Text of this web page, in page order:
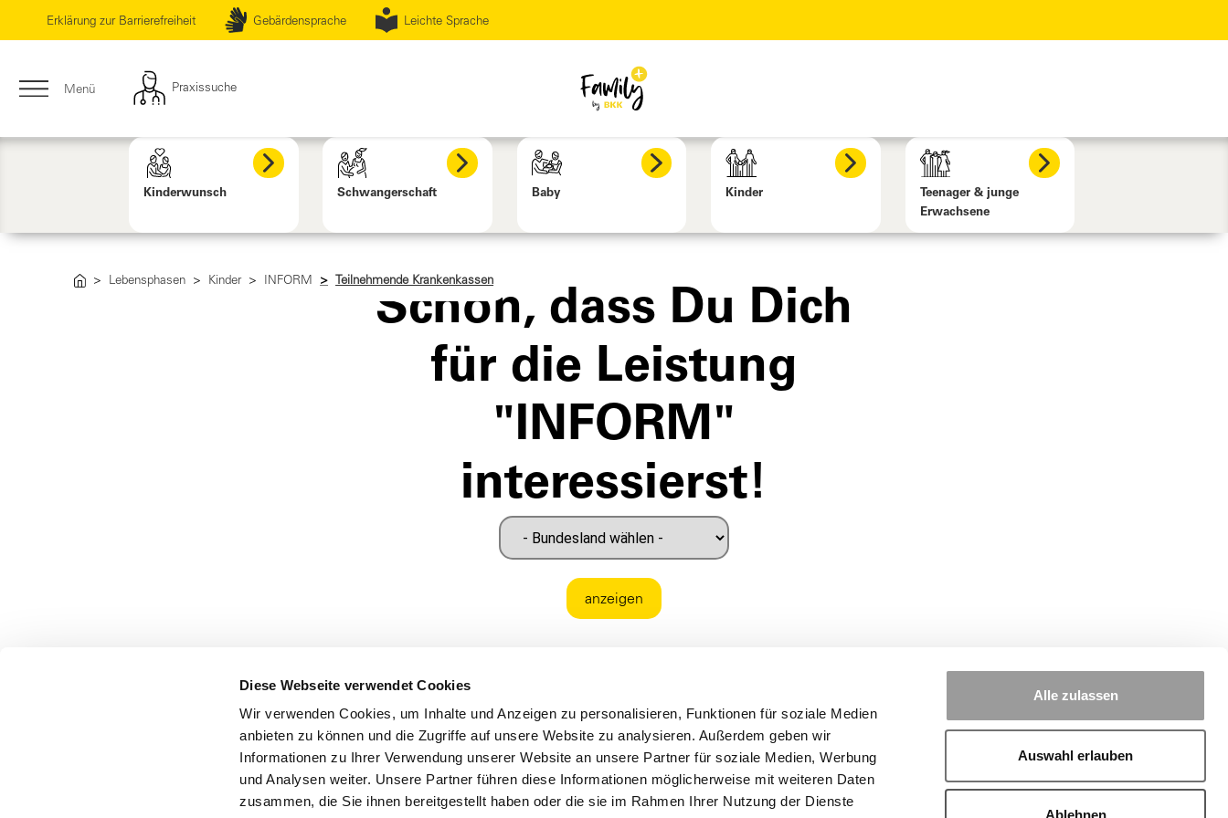
Diese Webseite verwendet Cookies
Wir verwenden Cookies, um Inhalte und Anzeigen zu personalisieren, Funktionen für soziale Medien
anbieten zu können und die Zugriffe auf unsere Website zu analysieren. Außerdem geben wir
Informationen zu Ihrer Verwendung unserer Website an unsere Partner für soziale Medien, Werbung
und Analysen weiter. Unsere Partner führen diese Informationen möglicherweise mit weiteren Daten
zusammen, die Sie ihnen bereitgestellt haben oder die sie im Rahmen Ihrer Nutzung der Dienste
Alle zulassen
Auswahl erlauben
Ablehnen
Erklärung zur Barrierefreiheit Gebärdensprache Leichte Sprache
Menü Praxissuche
Kinderwunsch Schwangerschaft Baby Kinder
Teenager & junge
Erwachsene
Lebensphasen Kinder INFORM Teilnehmende Krankenkassen
Schön, dass Du Dich
für die Leistung
"INFORM"
interessierst!
anzeigen
Datenschutz Impressum